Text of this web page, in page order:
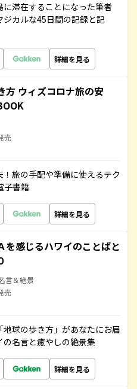
滞在することになった筆者
カルな45日間の記録と記
詳細を見る
方 ウィズコロナ旅の安
売
旅の手配や準備に使えるテク
子書籍
詳細を見る
を感じるハワイのことばと
言＆絶景
売
球の歩き方」があなたにお届
名言と癒やしの絶景集
詳細を見る